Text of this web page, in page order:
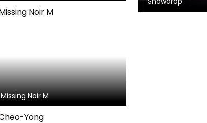
Missing Noir M